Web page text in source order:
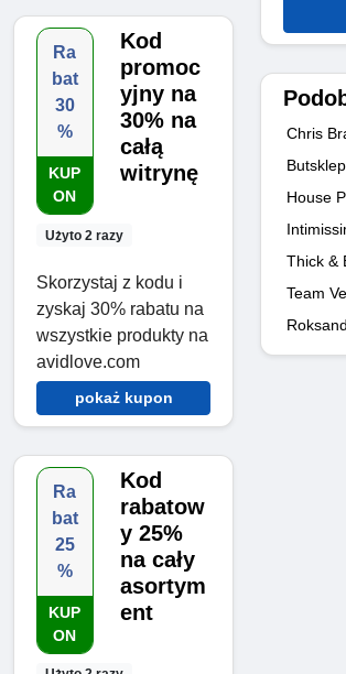
Ra
bat
30
%
KUP
ON
Użyto 2 razy
Kod
promoc
yjny na
30% na
całą
witrynę
Skorzystaj z kodu i
zyskaj 30% rabatu na
wszystkie produkty na
avidlove.com
pokaż kupon
Ra
bat
25
%
KUP
ON
Kod
rabatow
y 25%
na cały
asortym
ent
Chris
Butsklep
House
Thick &
Team